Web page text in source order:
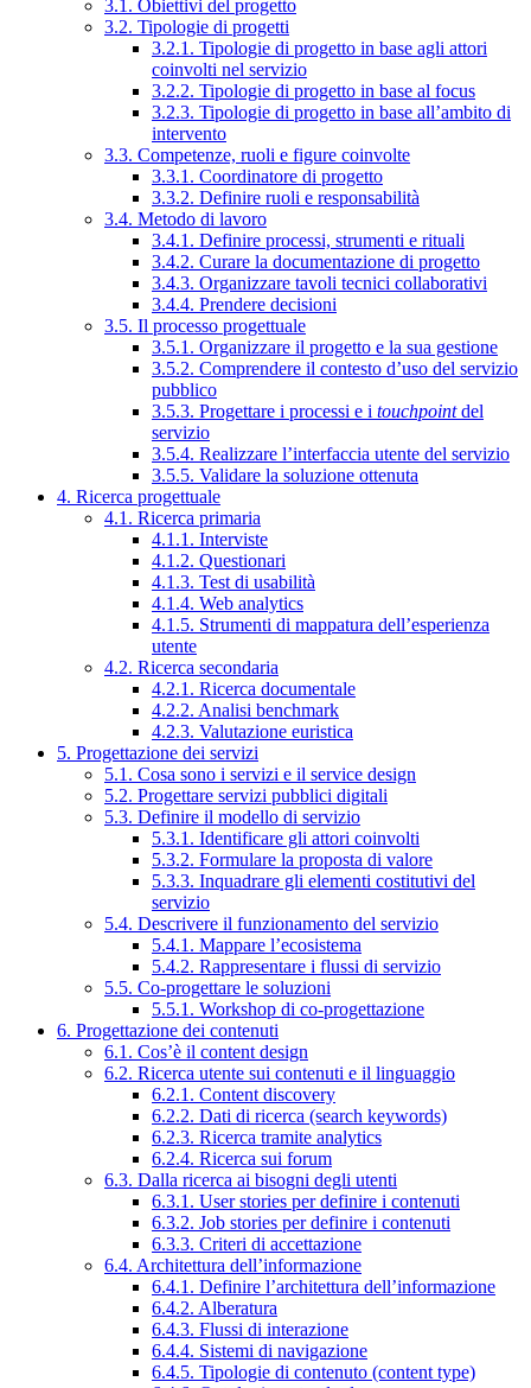
3.1. Obiettivi del progetto
3.2. Tipologie di progetti
3.2.1. Tipologie di progetto in base agli attori
coinvolti nel servizio
3.2.2. Tipologie di progetto in base al focus
3.2.3. Tipologie di progetto in base all’ambito di
intervento
3.3. Competenze, ruoli e figure coinvolte
3.3.1. Coordinatore di progetto
3.3.2. Definire ruoli e responsabilità
3.4. Metodo di lavoro
3.4.1. Definire processi, strumenti e rituali
3.4.2. Curare la documentazione di progetto
3.4.3. Organizzare tavoli tecnici collaborativi
3.4.4. Prendere decisioni
3.5. Il processo progettuale
3.5.1. Organizzare il progetto e la sua gestione
3.5.2. Comprendere il contesto d’uso del servizio
pubblico
3.5.3. Progettare i processi e i touchpointdel
servizio
3.5.4. Realizzare l’interfaccia utente del servizio
3.5.5. Validare la soluzione ottenuta
4. Ricerca progettuale
4.1. Ricerca primaria
4.1.1. Interviste
4.1.2. Questionari
4.1.3. Test di usabilità
4.1.4. Web analytics
4.1.5. Strumenti di mappatura dell’esperienza
utente
4.2. Ricerca secondaria
4.2.1. Ricerca documentale
4.2.2. Analisi benchmark
4.2.3. Valutazione euristica
5. Progettazione dei servizi
5.1. Cosa sono i servizi e il service design
5.2. Progettare servizi pubblici digitali
5.3. Definire il modello di servizio
5.3.1. Identificare gli attori coinvolti
5.3.2. Formulare la proposta di valore
5.3.3. Inquadrare gli elementi costitutivi del
servizio
5.4. Descrivere il funzionamento del servizio
5.4.1. Mappare l’ecosistema
5.4.2. Rappresentare i flussi di servizio
5.5. Co-progettare le soluzioni
5.5.1. Workshop di co-progettazione
6. Progettazione dei contenuti
6.1. Cos’è il content design
6.2. Ricerca utente sui contenuti e il linguaggio
6.2.1. Content discovery
6.2.2. Dati di ricerca (search keywords)
6.2.3. Ricerca tramite analytics
6.2.4. Ricerca sui forum
6.3. Dalla ricerca ai bisogni degli utenti
6.3.1. User stories per definire i contenuti
6.3.2. Job stories per definire i contenuti
6.3.3. Criteri di accettazione
6.4. Architettura dell’informazione
6.4.1. Definire l’architettura dell’informazione
6.4.2. Alberatura
6.4.3. Flussi di interazione
6.4.4. Sistemi di navigazione
6.4.5. Tipologie di contenuto (content type)